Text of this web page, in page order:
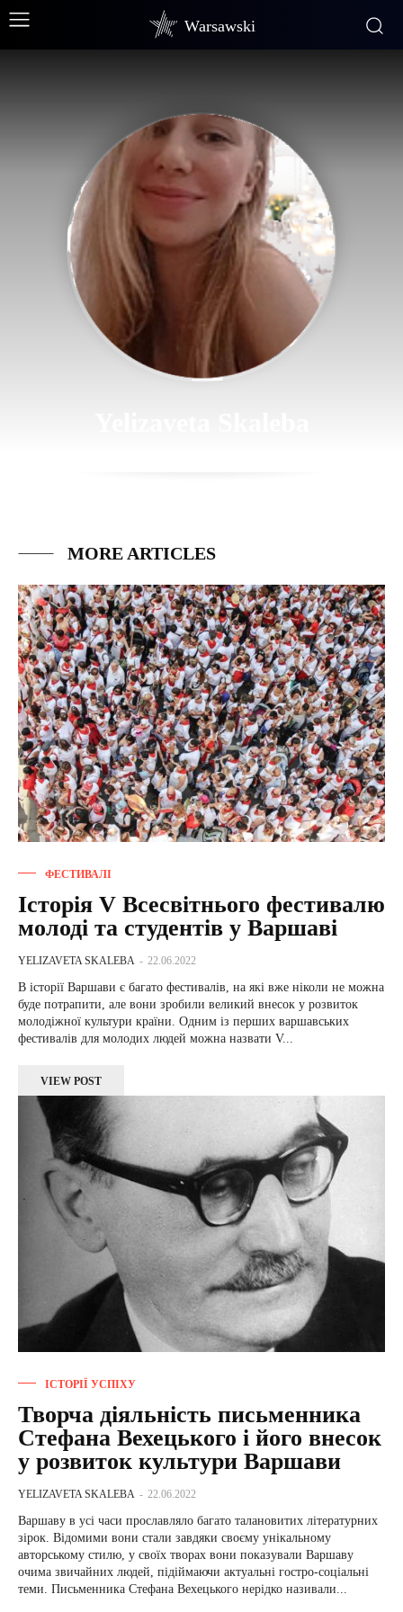
Warsawski
MORE ARTICLES
ФЕСТИВАЛІ
Історія V Всесвітнього фестивалю
молоді та студентів у Варшаві
YELIZAVETA SKALEBA - 22.06.2022
В історії Варшави є багато фестивалів, на які вже ніколи не можна
буде потрапити, але вони зробили великий внесок у розвиток
молодіжної культури країни. Одним із перших варшавських
фестивалів для молодих людей можна назвати V...
VIEW POST
ІСТОРІЇ УСПІХУ
Творча діяльність письменника
Стефана Вехецького і його внесок
у розвиток культури Варшави
YELIZAVETA SKALEBA - 22.06.2022
Варшаву в усі часи прославляло багато талановитих літературних
зірок. Відомими вони стали завдяки своєму унікальному
авторському стилю, у своїх творах вони показували Варшаву
очима звичайних людей, підіймаючи актуальні гостро-соціальні
теми. Письменника Стефана Вехецького нерідко називали...